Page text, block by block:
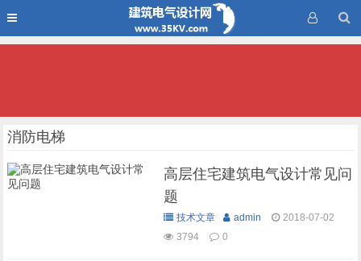
消防电梯
高层住宅建筑电气设计常见问
题
技术文章 admin
2018-07-02
3794
0